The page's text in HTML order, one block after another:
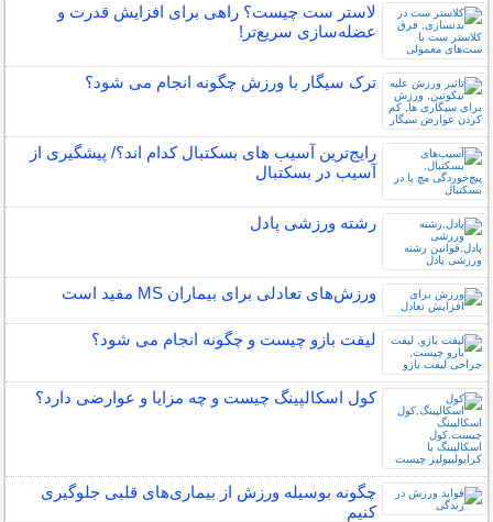
لاستر ست چیست؟ راهی برای افزایش قدرت و
عضله‌سازی سریع‌تر!
ترک سیگار با ورزش چگونه انجام می شود؟
رایج‌ترین آسیب های بسکتبال کدام اند؟/ پیشگیری از
آسیب در بسکتبال
رشته ورزشی پادل
ورزش‌های تعادلی برای بیماران MS مفید است
لیفت بازو چیست و چگونه انجام می شود؟
کول اسکالپینگ چیست و چه مزایا و عوارضی دارد؟
چگونه بوسیله ورزش از بیماری‌های قلبی جلوگیری
کنیم